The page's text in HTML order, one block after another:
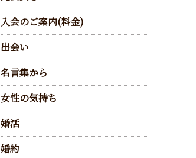
入会のご案内(料金)
出会い
名言集から
女性の気持ち
婚活
婚約